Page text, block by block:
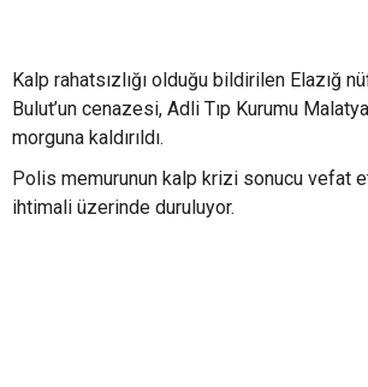
Kalp rahatsızlığı olduğu bildirilen Elazığ
Bulut’un cenazesi, Adli Tıp Kurumu
morguna kaldırıldı.
Polis memurunun kalp krizi sonucu vefat
ihtimali üzerinde duruluyor.